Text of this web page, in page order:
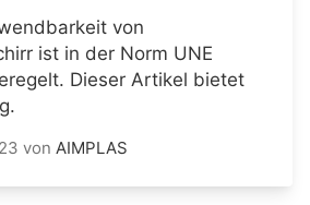
von
ist in der Norm UNE
Dieser Artikel bietet
von AIMPLAS